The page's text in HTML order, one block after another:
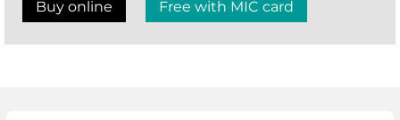
Buy online Free with MIC card